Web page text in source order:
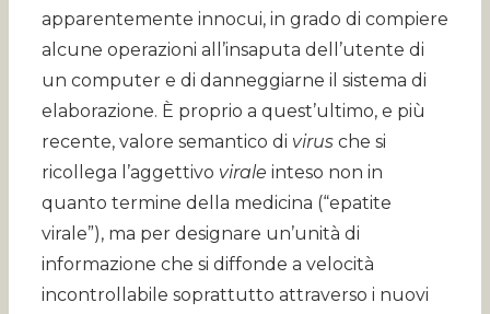
apparentemente innocui, in grado di compiere
alcune operazioni all’insaputa dell’utente di
un computer e di danneggiarne il sistema di
elaborazione. È proprio a quest’ultimo, e più
recente, valore semantico di virus che si
ricollega l’aggettivo virale inteso non in
quanto termine della medicina (“epatite
virale”), ma per designare un’unità di
informazione che si diffonde a velocità
incontrollabile soprattutto attraverso i nuovi